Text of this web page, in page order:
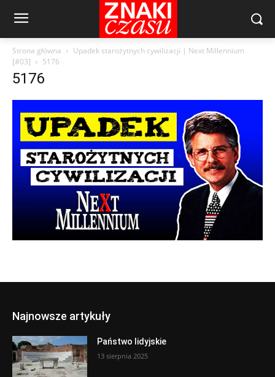
Strona główna
Upadek starożytnych cywilizacji | Next Millennium
[#03]
5176
5176
Najnowsze artykuły
Państwo lidyjskie
13 sierpnia 2025